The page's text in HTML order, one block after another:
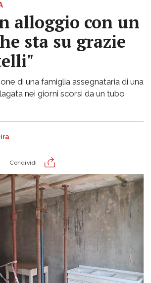
alloggio con un
sta su grazie
di una famiglia assegnataria di una
nei giorni scorsi da un tubo
Condividi